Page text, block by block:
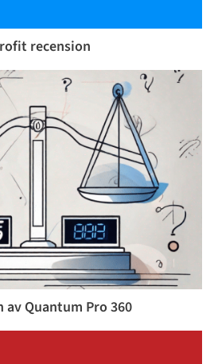
recension
av Quantum Pro 360